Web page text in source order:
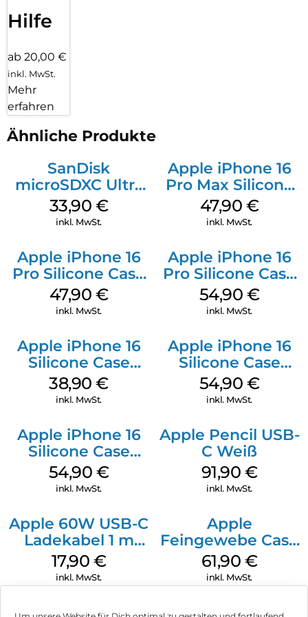
Hilfe
ab 20,00 €
inkl. MwSt.
Mehr
erfahren
Ähnliche Produkte
SanDisk
microSDXC Ultra
128 GB + Adapter
Mobile
33,90 €
inkl. MwSt.
Apple iPhone 16
Pro Max Silicone
Case MagSafe
Black
47,90 €
inkl. MwSt.
Apple iPhone 16
Pro Silicone Case
MagSafe Denim
47,90 €
inkl. MwSt.
Apple iPhone 16
Pro Silicone Case
MagSafe Black
54,90 €
inkl. MwSt.
Apple iPhone 16
Silicone Case
MagSafe
Ultramarine
38,90€
inkl. MwSt.
Apple iPhone 16
Silicone Case
MagSafe Lake
Green
54,90 €
inkl. MwSt.
Apple iPhone 16
Silicone Case
MagSafe Black
54,90 €
inkl. MwSt.
Apple Pencil USB-
C Weiß
91,90 €
inkl. MwSt.
Apple 60W USB-C
Ladekabel 1 m
Weiß
17,90 €
inkl. MwSt.
Apple
Feingewebe Case
iPhone 15 Pro
MagSafe Schwarz
61,90 €
inkl. MwSt.